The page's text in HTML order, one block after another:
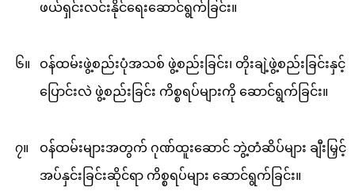
ဖယ်ရှင်းလင်းနိုင်ရေးဆောင်ရွက်ခြင်း။
၆။ ဝန်ထမ်းဖွဲ့စည်းပုံအသစ် ဖွဲ့စည်းခြင်း၊ တိုးချဲ့ဖွဲ့စည်းခြင်းနှင့်
ပြောင်းလဲ ဖွဲ့စည်းခြင်း ကိစ္စရပ်များကို ဆောင်ရွက်ခြင်း။
၇။ ဝန်ထမ်းများအတွက် ဂုဏ်ထူးဆောင် ဘွဲ့တံဆိပ်များ ချီးမြှင့်
အပ်နှင်းခြင်းဆိုင်ရာ ကိစ္စရပ်များ ဆောင်ရွက်ခြင်း။